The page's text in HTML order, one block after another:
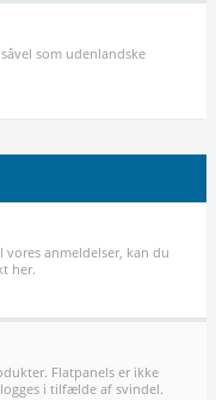
som udenlandske
anmeldelser, kan du
her.
Flatpanels er ikke
i tilfælde af svindel.